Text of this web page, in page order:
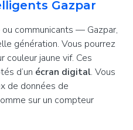
Gazpar
communicants — Gazpar,
génération. Vous pourrez
couleur jaune vif. Ces
d’un écran digital. Vous
de données de
sur un compteur